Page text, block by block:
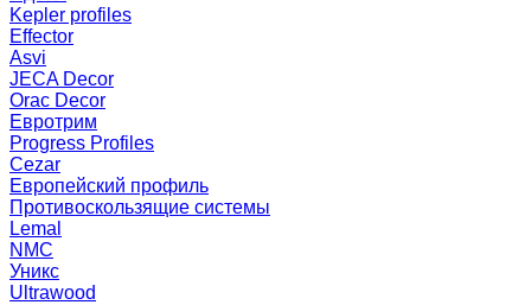
Kepler profiles
Effector
Asvi
JECA Decor
Orac Decor
Евротрим
Progress Profiles
Cezar
Европейский профиль
Противоскользящие системы
Lemal
NMC
Уникс
Ultrawood